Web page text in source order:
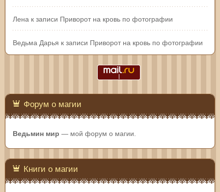
Лена к записи Приворот на кровь по фотографии
Ведьма Дарья к записи Приворот на кровь по фотографии
Форум о магии
Ведьмин мир — мой форум о магии.
Книги о магии